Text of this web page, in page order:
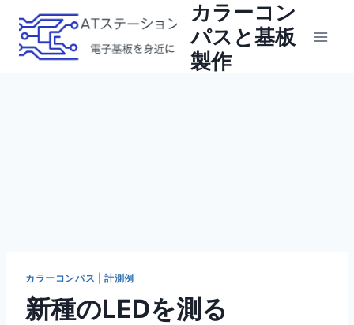
content
カラーコン
パスと基板
製作
カラーコンパス 計測例
新種のLEDを測る